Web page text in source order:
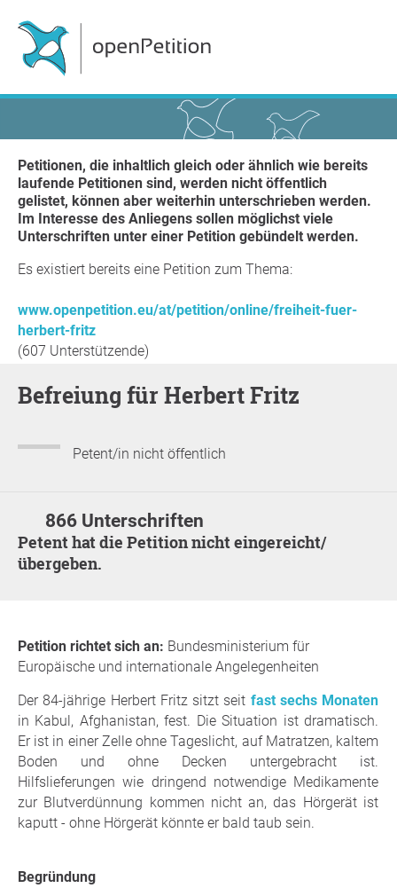
Petitionen, die inhaltlich gleich oder ähnlich wie bereits
laufende Petitionen sind, werden nicht öffentlich
gelistet, können aber weiterhin unterschrieben werden.
Im Interesse des Anliegens sollen möglichst viele
Unterschriften unter einer Petition gebündelt werden.
Es existiert bereits eine Petition zum Thema:
www.openpetition.eu/at/petition/online/freiheit-fuer-
herbert-fritz
(607 Unterstützende)
Befreiung für Herbert Fritz
Petent/in nicht öffentlich
866 Unterschriften
Petent hat die Petition nicht eingereicht/
übergeben.
Petition richtet sich an: Bundesministerium für
Europäische und internationale Angelegenheiten
Der 84-jährige Herbert Fritz sitzt seit fast sechs Monaten
in Kabul, Afghanistan, fest. Die Situation ist dramatisch.
Er ist in einer Zelle ohne Tageslicht, auf Matratzen, kaltem
Boden und ohne Decken untergebracht ist.
Hilfslieferungen wie dringend notwendige Medikamente
zur Blutverdünnung kommen nicht an, das Hörgerät ist
kaputt - ohne Hörgerät könnte er bald taub sein.
Begründung